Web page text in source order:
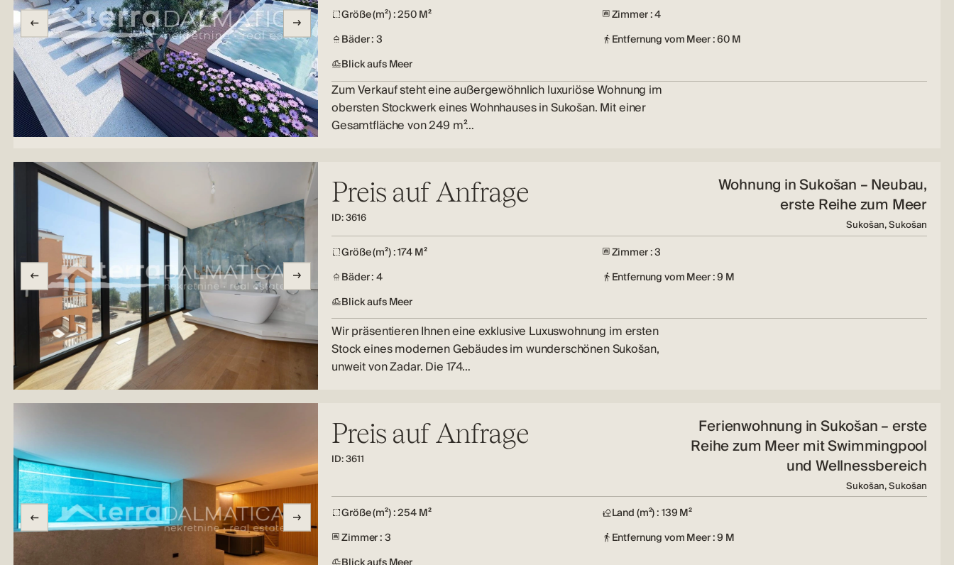
Größe (m²) : 250 M²
Zimmer : 4
Bäder : 3
Entfernung vom Meer : 60 M
Blick aufs Meer
Zum Verkauf steht eine außergewöhnlich luxuriöse Wohnung im
obersten Stockwerk eines Wohnhauses in Sukošan. Mit einer
Gesamtfläche von 249 m²…
Preis auf Anfrage
ID: 3616
Wohnung in Sukošan – Neubau,
erste Reihe zum Meer
Sukošan, Sukošan
Größe (m²) : 174 M²
Zimmer : 3
Bäder : 4
Entfernung vom Meer : 9 M
Blick aufs Meer
Wir präsentieren Ihnen eine exklusive Luxuswohnung im ersten
Stock eines modernen Gebäudes im wunderschönen Sukošan,
unweit von Zadar. Die 174…
Preis auf Anfrage
ID: 3611
Ferienwohnung in Sukošan – erste
Reihe zum Meer mit Swimmingpool
und Wellnessbereich
Sukošan, Sukošan
Größe (m²) : 254 M²
Land (m²) : 139 M²
Zimmer : 3
Entfernung vom Meer : 9 M